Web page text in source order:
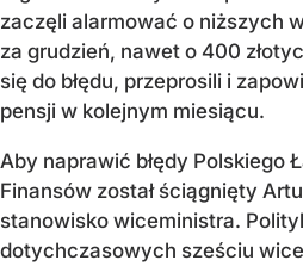
zaczęli alarmować o niższych
za grudzień, nawet o 400
się do błędu, przeprosili i
pensji w kolejnym miesiącu.
Aby naprawić błędy Polskiego
Finansów został ściągnięty
stanowisko wiceministra.
dotychczasowych sześciu